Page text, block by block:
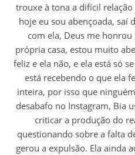
trouxe à tona a difícil relação
hoje eu sou abençoada, saí
com ela, Deus me
própria casa, estou muito
feliz e ela não, e ela está só
está recebendo o que ela
inteira, por isso que
desabafo no Instagram, Bia
criticar a produção do
questionando sobre a falta
gerou a expulsão. Ela ainda